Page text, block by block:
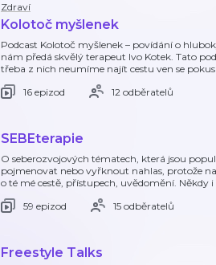
Zdraví
Kolotoč myšlenek
Podcast Kolotoč myšlenek – povídání o
nám předá skvělý terapeut Ivo Kotek. Tato
třeba z nich neumíme najít cestu ven se
16 epizod
12 odběratelů
SEBEterapie
O seberozvojových tématech, která jsou
pojmenovat nebo vyřknout nahlas, protože
o té mé cestě, přístupech, uvědomění. Někdy
59 epizod
15 odběratelů
Freestyle Talks